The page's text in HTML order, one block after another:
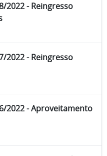
2022 - Reingresso
2022 - Reingresso
2022 - Aproveitamento